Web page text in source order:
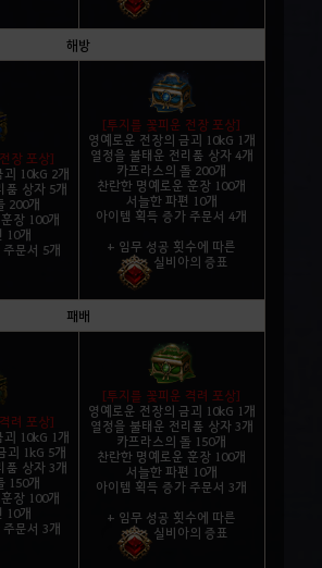
해방
장 포상]
10kG 2개
품 상자 5개
200개
장 100개
10개
문서 5개
[투지를 꽃피운 전장 포상]
영예로운 전장의 금괴 10kG 1개
열정을 불태운 전리품 상자 4개
카프라스의 돌 200개
찬란한 명예로운 훈장 100개
서늘한 파편 10개
아이템 획득 증가 주문서 4개
+ 임무 성공 횟수에 따른
실비아의 증표
패배
려 포상]
10kG 1개
괴 1kG 5개
품 상자 3개
150개
장 100개
10개
문서 3개
[투지를 꽃피운 격려 포상]
영예로운 전장의 금괴 10kG 1개
열정을 불태운 전리품 상자 3개
카프라스의 돌 150개
찬란한 명예로운 훈장 100개
서늘한 파편 10개
아이템 획득 증가 주문서 3개
+ 임무 성공 횟수에 따른
실비아의 증표